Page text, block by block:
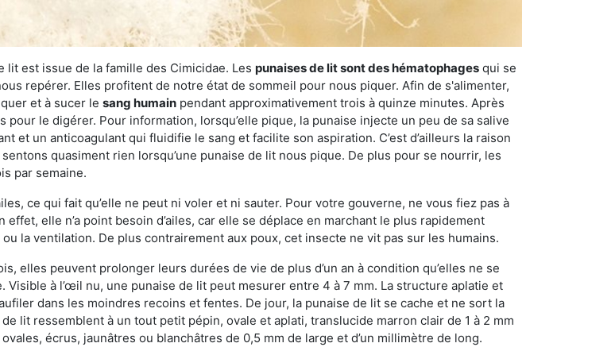
est issue de la famille des Cimicidae. Les punaises de lit sont des hématophages qui se
repérer. Elles profitent de notre état de sommeil pour nous piquer. Afin de s'alimenter,
et à sucer le sang humain pendant approximativement trois à quinze minutes. Après
le digérer. Pour information, lorsqu’elle pique, la punaise injecte un peu de sa salive
et un anticoagulant qui fluidifie le sang et facilite son aspiration. C’est d’ailleurs la raison
quasiment rien lorsqu’une punaise de lit nous pique. De plus pour se nourrir, les
par semaine.
ce qui fait qu’elle ne peut ni voler et ni sauter. Pour votre gouverne, ne vous fiez pas à
elle n’a point besoin d’ailes, car elle se déplace en marchant le plus rapidement
la ventilation. De plus contrairement aux poux, cet insecte ne vit pas sur les humains.
elles peuvent prolonger leurs durées de vie de plus d’un an à condition qu’elles ne se
Visible à l’œil nu, une punaise de lit peut mesurer entre 4 à 7 mm. La structure aplatie et
dans les moindres recoins et fentes. De jour, la punaise de lit se cache et ne sort la
lit ressemblent à un tout petit pépin, ovale et aplati, translucide marron clair de 1 à 2 mm
écrus, jaunâtres ou blanchâtres de 0,5 mm de large et d’un millimètre de long.